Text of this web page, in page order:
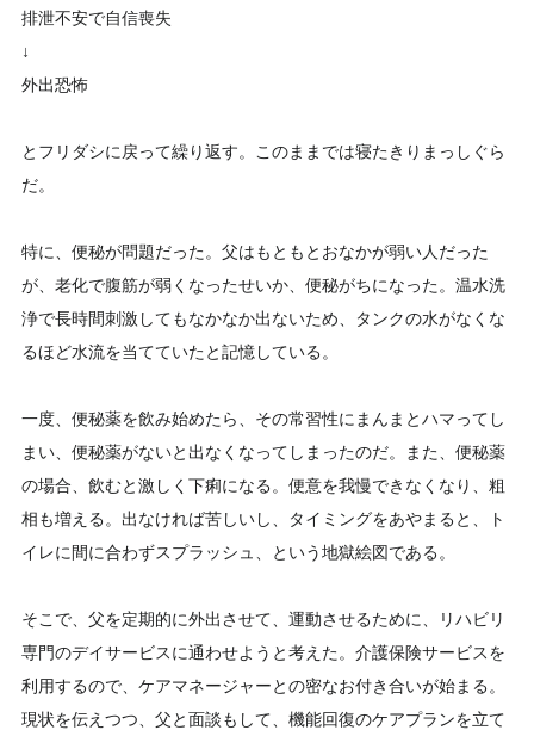
排泄不安で自信喪失
↓
外出恐怖
とフリダシに戻って繰り返す。このままでは寝たきりまっしぐら
だ。
特に、便秘が問題だった。父はもともとおなかが弱い人だった
が、老化で腹筋が弱くなったせいか、便秘がちになった。温水洗
浄で長時間刺激してもなかなか出ないため、タンクの水がなくな
るほど水流を当てていたと記憶している。
一度、便秘薬を飲み始めたら、その常習性にまんまとハマってし
まい、便秘薬がないと出なくなってしまったのだ。また、便秘薬
の場合、飲むと激しく下痢になる。便意を我慢できなくなり、粗
相も増える。出なければ苦しいし、タイミングをあやまると、ト
イレに間に合わずスプラッシュ、という地獄絵図である。
そこで、父を定期的に外出させて、運動させるために、リハビリ
専門のデイサービスに通わせようと考えた。介護保険サービスを
利用するので、ケアマネージャーとの密なお付き合いが始まる。
現状を伝えつつ、父と面談もして、機能回復のケアプランを立て